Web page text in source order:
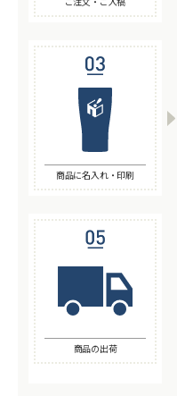
商品に名入れ・印刷
商品の出荷